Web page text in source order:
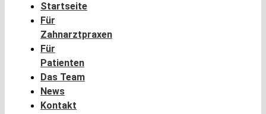
Startseite
Für
Zahnarztpraxen
Für
Patienten
Das Team
News
Kontakt